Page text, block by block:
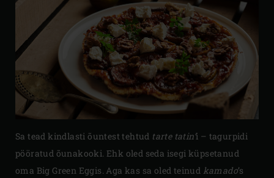
Sa tead kindlasti õuntest tehtud tarte tatin’i – tagurpidi
pööratud õunakooki. Ehk oled seda isegi küpsetanud
oma Big Green Eggis. Aga kas sa oled teinud kamado’s